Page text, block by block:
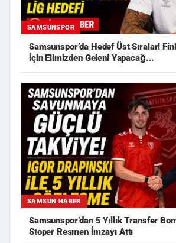
SAMSUNSPOR
Samsunspor’da Hedef Üst Sıralar!
İçin Elimizden Geleni Yapacağ...
SAMSUN HABER
Samsunspor’dan 5 Yıllık Transfer
Stoper Resmen İmzayı Attı